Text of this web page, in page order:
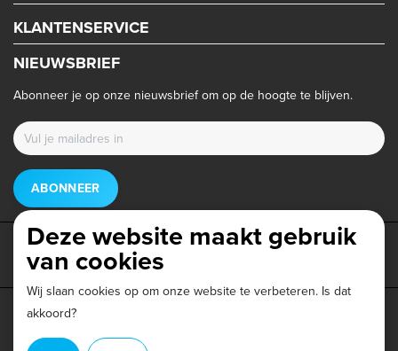
KLANTENSERVICE
NIEUWSBRIEF
Abonneer je op onze nieuwsbrief om op de hoogte te blijven.
ABONNEER
Privacy beleid
Deze website maakt gebruik
van cookies
Wij slaan cookies op om onze website te verbeteren. Is dat
akkoord?